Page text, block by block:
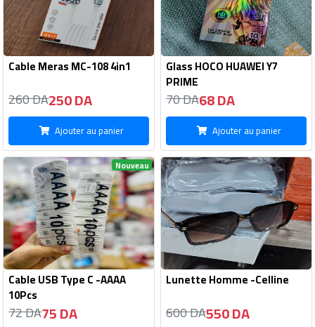
Cable Meras MC-108 4in1
260 DA250 DA
Ajouter au panier
Glass HOCO HUAWEI Y7
PRIME
70 DA68 DA
Ajouter au panier
Nouveau
Cable USB Type C -AAAA
10Pcs
72 DA75 DA
Lunette Homme -Celline
600 DA550 DA